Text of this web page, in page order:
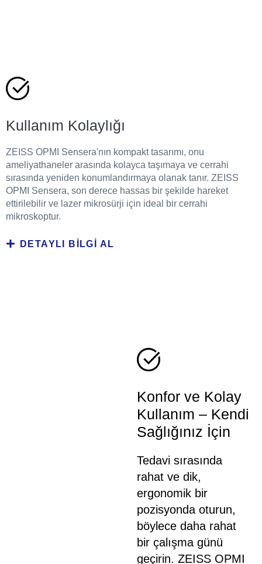
Kullanım Kolaylığı
ZEISS OPMI Sensera'nın kompakt tasarımı, onu
ameliyathaneler arasında kolayca taşımaya ve cerrahi
sırasında yeniden konumlandırmaya olanak tanır. ZEISS
OPMI Sensera, son derece hassas bir şekilde hareket
ettirilebilir ve lazer mikrosürji için ideal bir cerrahi
mikroskoptur.
DETAYLI BILGI AL
Konfor ve Kolay
Kullanım – Kendi
Sağlığınız İçin
Tedavi sırasında
rahat ve dik,
ergonomik bir
pozisyonda oturun,
böylece daha rahat
bir çalışma günü
geçirin. ZEISS OPMI